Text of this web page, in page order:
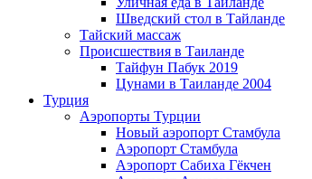
Шведский стол в Тайланде
Тайский массаж
Происшествия в Таиланде
Тайфун Пабук 2019
Цунами в Таиланде 2004
Турция
Аэропорты Турции
Новый аэропорт Стамбула
Аэропорт Стамбула
Аэропорт Сабиха Гёкчен